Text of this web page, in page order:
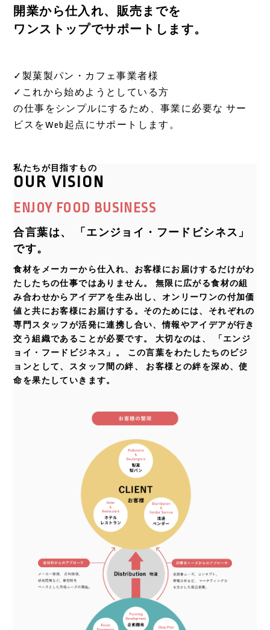
開業から仕入れ、販売までを
ワンストップでサポートします。
✓製菓製パン・カフェ事業者様
✓これから始めようとしている方
の仕事をシンプルにするため、事業に必要な サー
ビスをWeb起点にサポートします。
私たちが目指すもの
OUR VISION
ENJOY FOOD BUSINESS
合言葉は、 「エンジョイ・フードビシネス」
です。
食材をメーカーから仕入れ、お客様にお届けするだけがわ
たしたちの仕事ではありません。 無限に広がる食材の組
み合わせからアイデアを生み出し、オンリーワンの付加価
値と共にお客様にお届けする。そのためには、それぞれの
専門スタッフが活発に連携し合い、情報やアイデアが行き
交う組織であることが必要です。 大切なのは、 「エンジ
ョイ・フードビジネス」。 この言葉をわたしたちのビジ
ョンとして、スタッフ間の絆、 お客様との絆を深め、使
命を果たしていきます。